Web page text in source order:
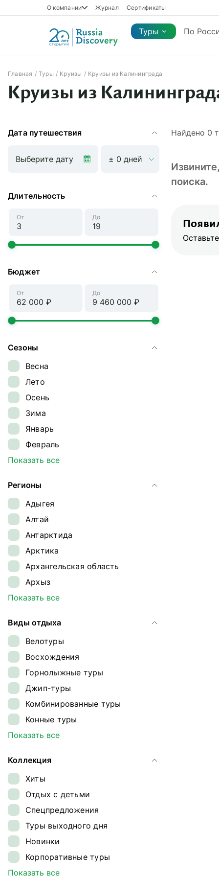
О компании Журнал Сертификаты
Туры
Каталог туров
По
Каталог туров
Регионы Сезоны
Главная Туры Круизы Круизы из Калининграда
Круизы из
Дата путешествия
Длительность
От До
Бюджет
От До
Сезоны
Весна
Лето
Осень
Зима
Январь
Февраль
Март
Май
Июнь
Июль
Август
Сентябрь
Октябрь
Ноябрь
Декабрь
Показать все
Регионы
Адыгея
Алтай
Антарктида
Арктика
Архангельская область
Архыз
Байкал
Восточный Саян
Дагестан
Ингушетия
Кавказ
Калининградская область
Камчатка
Карелия
Кольский полуостров
Ненецкий автономный округ
Плато Путорана
Приморье
Самарская область
Показать все
Виды отдыха
Велотуры
Восхождения
Горнолыжные туры
Джип-туры
Комбинированные туры
Конные туры
Круизы
Обзорные туры
Ретрит-туры
Сплавы
Треккинг
Туры на квадроциклах
Туры на снегоходах
Туры на собачьих упряжках
Показать все
Коллекция
Хиты
Отдых с детьми
Спецпредложения
Туры выходного дня
Новинки
Корпоративные туры
Гастрономические туры
Показать все
Найдено 0
поиска.